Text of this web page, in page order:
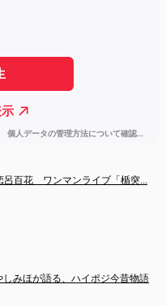
呂百花　ワンマンライブ「楯突...
しみほが語る、ハイポジ今昔物語